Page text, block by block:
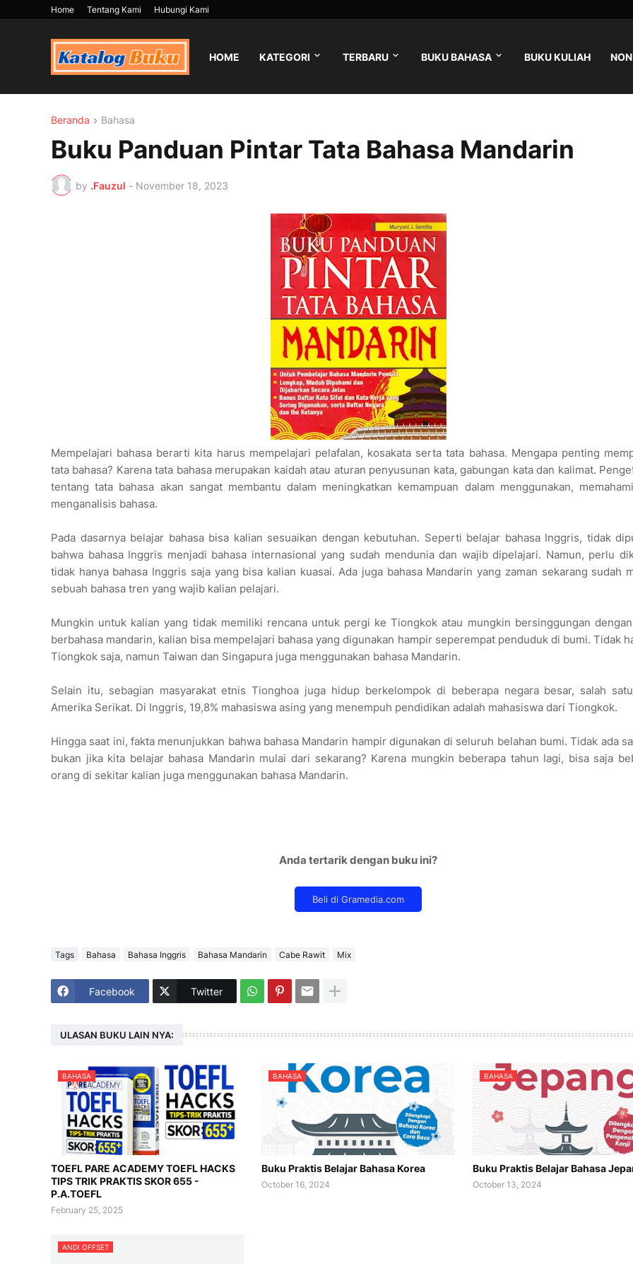
Home Tentang Kami Hubungi Kami
HOME KATEGORI TERBARU BUKU BAHASA BUKU KULIAH
Beranda Bahasa
Buku Panduan Pintar Tata Bahasa Mandarin
by .Fauzul - November 18, 2023
Mempelajari bahasa berarti kita harus mempelajari pelafalan, kosakata serta tata bahasa. Mengapa penting
tata bahasa? Karena tata bahasa merupakan kaidah atau aturan penyusunan kata, gabungan kata dan kalimat.
tentang tata bahasa akan sangat membantu dalam meningkatkan kemampuan dalam menggunakan,
menganalisis bahasa.
Pada dasarnya belajar bahasa bisa kalian sesuaikan dengan kebutuhan. Seperti belajar bahasa Inggris, tidak
bahwa bahasa Inggris menjadi bahasa internasional yang sudah mendunia dan wajib dipelajari. Namun, perlu
tidak hanya bahasa Inggris saja yang bisa kalian kuasai. Ada juga bahasa Mandarin yang zaman sekarang sudah
sebuah bahasa tren yang wajib kalian pelajari.
Mungkin untuk kalian yang tidak memiliki rencana untuk pergi ke Tiongkok atau mungkin bersinggungan
berbahasa mandarin, kalian bisa mempelajari bahasa yang digunakan hampir seperempat penduduk di bumi. Tidak
Tiongkok saja, namun Taiwan dan Singapura juga menggunakan bahasa Mandarin.
Selain itu, sebagian masyarakat etnis Tionghoa juga hidup berkelompok di beberapa negara besar, salah
Amerika Serikat. Di Inggris, 19,8% mahasiswa asing yang menempuh pendidikan adalah mahasiswa dari Tiongkok.
Hingga saat ini, fakta menunjukkan bahwa bahasa Mandarin hampir digunakan di seluruh belahan bumi. Tidak ada
bukan jika kita belajar bahasa Mandarin mulai dari sekarang? Karena mungkin beberapa tahun lagi, bisa saja
orang di sekitar kalian juga menggunakan bahasa Mandarin.
Anda tertarik dengan buku ini?
Tags Bahasa Bahasa Inggris Bahasa Mandarin Cabe Rawit Mix
Facebook Twitter
ULASAN BUKU LAIN NYA:
BAHASA
TOEFL PARE ACADEMY TOEFL HACKS
TIPS TRIK PRAKTIS SKOR 655 -
P.A.TOEFL
February 25, 2025
BAHASA
Buku Praktis Belajar Bahasa Korea
October 16, 2024
BAHASA
Buku Praktis Belajar Bahasa
October 13, 2024
ANDI OFFSET